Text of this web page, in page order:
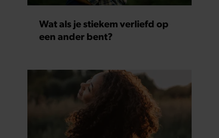
informatie die u aan ze heeft verstrekt of die ze hebben
verzameld op basis van uw gebruik van hun services. U
Wat als je stiekem verliefd op
een ander bent?